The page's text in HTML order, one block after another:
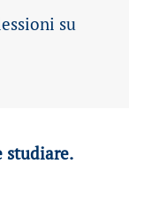
su